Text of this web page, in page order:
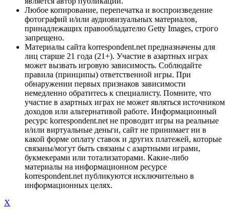
Любое копирование, перепечатка и воспроизведение
фотографий и/или аудиовизуальных материалов,
принадлежащих правообладателю Getty Images, строго
запрещено.
Материалы сайта korrespondent.net предназначены для
лиц старше 21 года (21+). Участие в азартных играх
может вызвать игровую зависимость. Соблюдайте
правила (принципы) ответственной игры. При
обнаружении первых признаков зависимости
немедленно обратитесь к специалисту. Помните, что
участие в азартных играх не может являться источником
доходов или альтернативой работе. Информационный
ресурс korrespondent.net не проводит игры на реальные
и/или виртуальные деньги, сайт не принимает ни в
какой форме оплату ставок и других платежей, которые
связаны/могут быть связаны с азартными играми,
букмекерами или тотализаторами. Какие-либо
материалы на информационном ресурсе
korrespondent.net публикуются исключительно в
информационных целях.
X